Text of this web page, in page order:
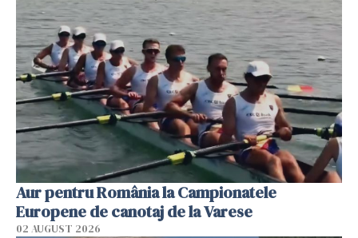
Aur pentru România la Campionatele
Europene de canotaj de la Varese
02 AUGUST 2026